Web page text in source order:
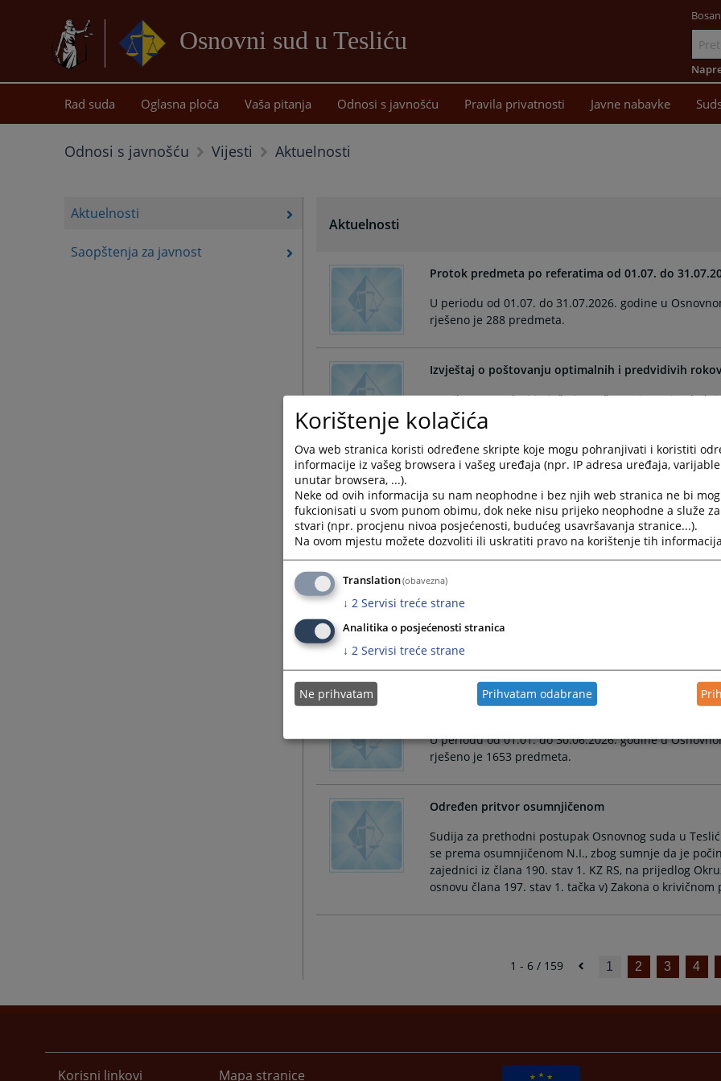
Osnovni sud u Tesliću
sadržaj
Rad suda Oglasna ploča Vaša pitanja Odnosi s javnošću Pravila privatnosti Javne nabavke
Odnosi s javnošću Vijesti Aktuelnosti
Aktuelnosti
Saopštenja za javnost
Aktuelnosti
Protok predmeta po referatima od 01.07. do
U periodu od 01.07. do 31.07.2026. godine u
rješeno je 288 predmeta.
Izvještaj o poštovanju optimalnih i predvidivih
U prilogu se nalazi izvještaj o poštovanju optimalnih
30.06.2026. godine.
Zaključak o prodaji nepokretnosti
Osnovni sud u Tesliću u predmetu broj: 87 0 Ip
kojim se određuje drugo ročište za prodaju
Produžen pritvor optuženom
Osnovni sud u Tesliću, dana 17.07.2026. godine,
krivičnog djela neovlaštena proizvodnja i promet
Republike Srpske, na prijedlog Okružnog javnog
197. stav 1. tačka v) Zakona o krivičnom postupku RS.
Izvještaj o radu suda za period od 01.01. do
U periodu od 01.01. do 30.06.2026. godine u
rješeno je 1653 predmeta.
Određen pritvor osumnjičenom
Sudija za prethodni postupak Osnovnog suda u
se prema osumnjičenom N.I., zbog sumnje da je
zajednici iz člana 190. stav 1. KZ RS, na prijedlog
1 - 6 / 159 1 2 3 4
Korisni linkovi Mapa stranice
Korištenje kolačića
Ova web stranica koristi određene skripte koje mogu pohranjivati i koristiti
informacije iz vašeg browsera i vašeg uređaja (npr. IP adresa uređaja,
unutar browsera, ...).
Neke od ovih informacija su nam neophodne i bez njih web stranica ne bi
fukcionisati u svom punom obimu, dok neke nisu prijeko neophodne a služe
stvari (npr. procjenu nivoa posjećenosti, budućeg usavršavanja stranice...).
Na ovom mjestu možete dozvoliti ili uskratiti pravo na korištenje tih
Translation(obavezna)
↓ 2 Servisi treće strane
Analitika o posjećenosti stranica
↓ 2 Servisi treće strane
Ne prihvatam Prihvatam odabrane